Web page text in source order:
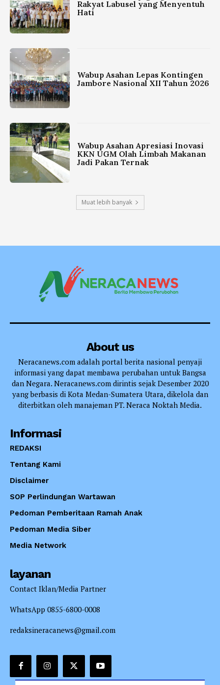
Rakyat Labusel yang Menyentuh
Hati
Wabup Asahan Lepas Kontingen
Jambore Nasional XII Tahun 2026
Wabup Asahan Apresiasi Inovasi
KKN UGM Olah Limbah Makanan
Jadi Pakan Ternak
Muat lebih banyak
About us
Neracanews.com adalah portal berita nasional penyaji
informasi yang dapat membawa perubahan untuk Bangsa
dan Negara. Neracanews.com dirintis sejak Desember 2020
yang berbasis di Kota Medan-Sumatera Utara, dikelola dan
diterbitkan oleh manajeman PT. Neraca Noktah Media.
Informasi
REDAKSI
Tentang Kami
Disclaimer
SOP Perlindungan Wartawan
Pedoman Pemberitaan Ramah Anak
Pedoman Media Siber
Media Network
layanan
Contact Iklan/Media Partner
WhatsApp 0855-6800-0008
redaksineracanews@gmail.com